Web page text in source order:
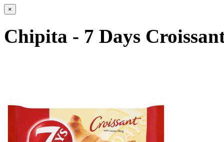
×
Chipita - 7 Days